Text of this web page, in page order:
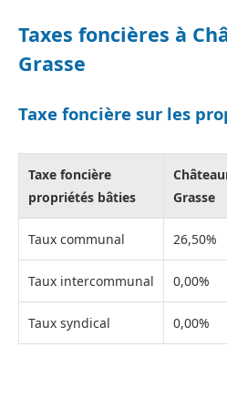
Taxes foncières à
Grasse
Taxe foncière sur les
Taxe foncière
propriétés bâties
Grasse
Taux communal 26,50%
Taux intercommunal 0,00%
Taux syndical 0,00%